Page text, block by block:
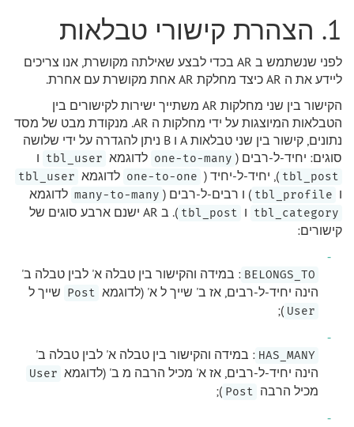
1. הצהרת קישורי טבלאות
לפני שנשתמש ב AR בכדי לבצע שאילתה מקושרת, אנו צריכים
ליידע את ה AR כיצד מחלקת AR אחת מקושרת עם אחרת.
הקישור בין שני מחלקות AR משתייך ישירות לקישורים בין
הטבלאות המיוצגות על ידי מחלקות ה AR. מנקודת מבט של מסד
נתונים, קישור בין שני טבלאות A ו B ניתן להגדרה על ידי שלושה
סוגים: יחיד-ל-רבים ( one-to-many לדוגמא tbl_user ו
tbl_post ), יחיד-ל-יחיד ( one-to-one לדוגמא tbl_user
ו tbl_profile ) ו רבים-ל-רבים ( many-to-many לדוגמא
tbl_category ו tbl_post
). ב AR ישנם ארבע סוגים של
קישורים:
BELONGS_TO : במידה והקישור בין טבלה א' לבין טבלה ב'
הינה יחיד-ל-רבים, אז ב' שייך ל א' (לדוגמא Post שייך ל
User
);
HAS_MANY : במידה והקישור בין טבלה א' לבין טבלה ב'
הינה יחיד-ל-רבים, אז א' מכיל הרבה מ ב' (לדוגמא User
מכיל הרבה Post
);